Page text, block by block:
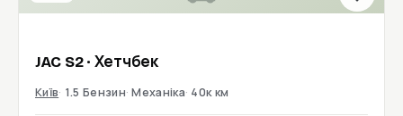
JAC S2· Хетчбек
Київ 1.5 Бензин Механіка 40к км